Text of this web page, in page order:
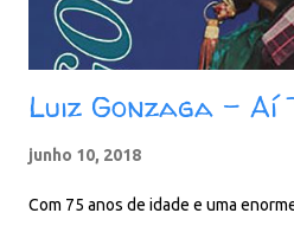
Luiz Gonzaga - Aí
junho 10, 2018
Com 75 anos de idade e uma